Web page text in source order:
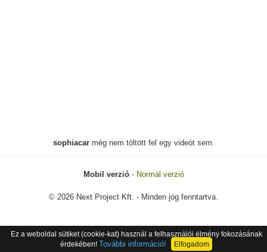
sophiacarmég nem töltött fel egy videót sem.
Mobil verzió- Normál verzió
© 2026 Next Project Kft. - Minden jog fenntartva.
Ez a weboldal sütiket (cookie-kat) használ a felhasználói élmény fokozásának
érdekében! További információ! Elfogadom